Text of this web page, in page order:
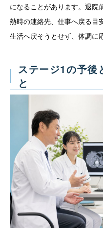
になることがあります。退院
熱時の連絡先、仕事へ戻る目
生活へ戻そうとせず、体調に
ステージ1の予後
と